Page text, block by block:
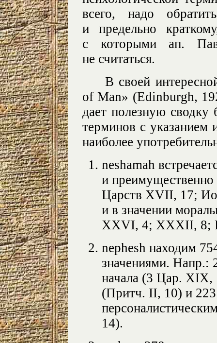
всего, надо
и предельно
с которыми ап.
не считаться.
В своей
of Man» (Edinburgh,
дает полезную сводку
терминов с указанием
наиболее
neshamah
и
Царств XVII, 17;
и в значении
XXVI, 4; XXXII, 8;
nephesh находим
значениями. Напр.:
начала (3 Цар. XIX,
(Притч. II, 10) и 223
14).